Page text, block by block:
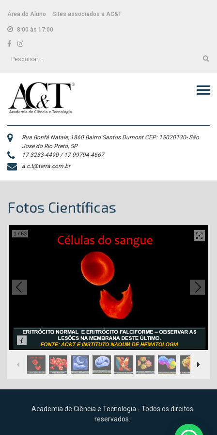
content
Área do Aluno Sites associados a AC&T
8:00 às 17:00
Facebook
Instagram
Pesquisar
Rua Bonfá Natale, 1860 Bairro Santos Dumont CEP: 15020130- São
José do Rio Preto, SP
17 3233-4490 / 17 99794-4667
a.c.t@terra.com.br
Fotos Científicas
1 / 63
Academia de Ciência e Tecnologia - Todos os direitos
reservados.